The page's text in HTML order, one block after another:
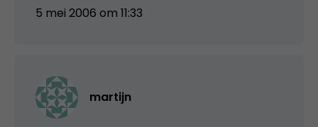
5 mei 2006 om 11:33
martijn